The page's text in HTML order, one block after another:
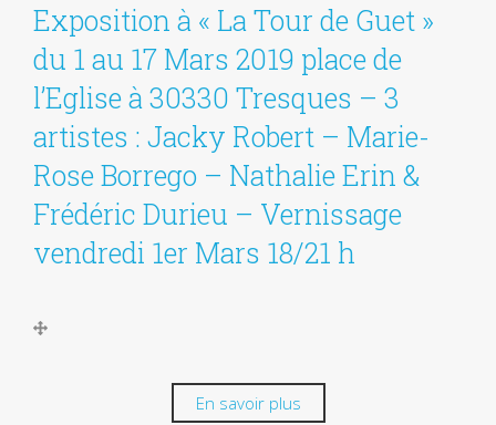
Exposition à « La Tour de Guet »
du 1 au 17 Mars 2019 place de
l’Eglise à 30330 Tresques – 3
artistes : Jacky Robert – Marie-
Rose Borrego – Nathalie Erin &
Frédéric Durieu – Vernissage
vendredi 1er Mars 18/21 h
En savoir plus